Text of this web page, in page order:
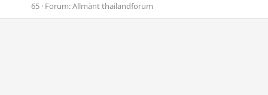
65 Forum:Allmänt thailandforum